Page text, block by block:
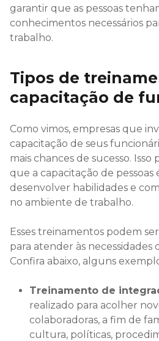
garantir que as pessoas
conhecimentos necessários
trabalho.
Tipos de
capacitação de
Como vimos, empresas que
capacitação de seus
mais chances de sucesso.
que a capacitação de pessoas
desenvolver habilidades e
no ambiente de trabalho.
Esses treinamentos podem
para atender às necessidades
Confira abaixo, alguns
Treinamento de
realizado para acolher
colaboradoras, a fim de
cultura, políticas,